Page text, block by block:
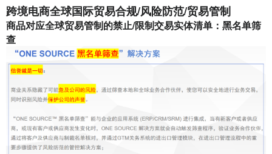
跨境电商全球国际贸易合规/风险防范/贸易管制
商品对应全球贸易管制的禁止/限制交易实体清单：黑名单筛
查